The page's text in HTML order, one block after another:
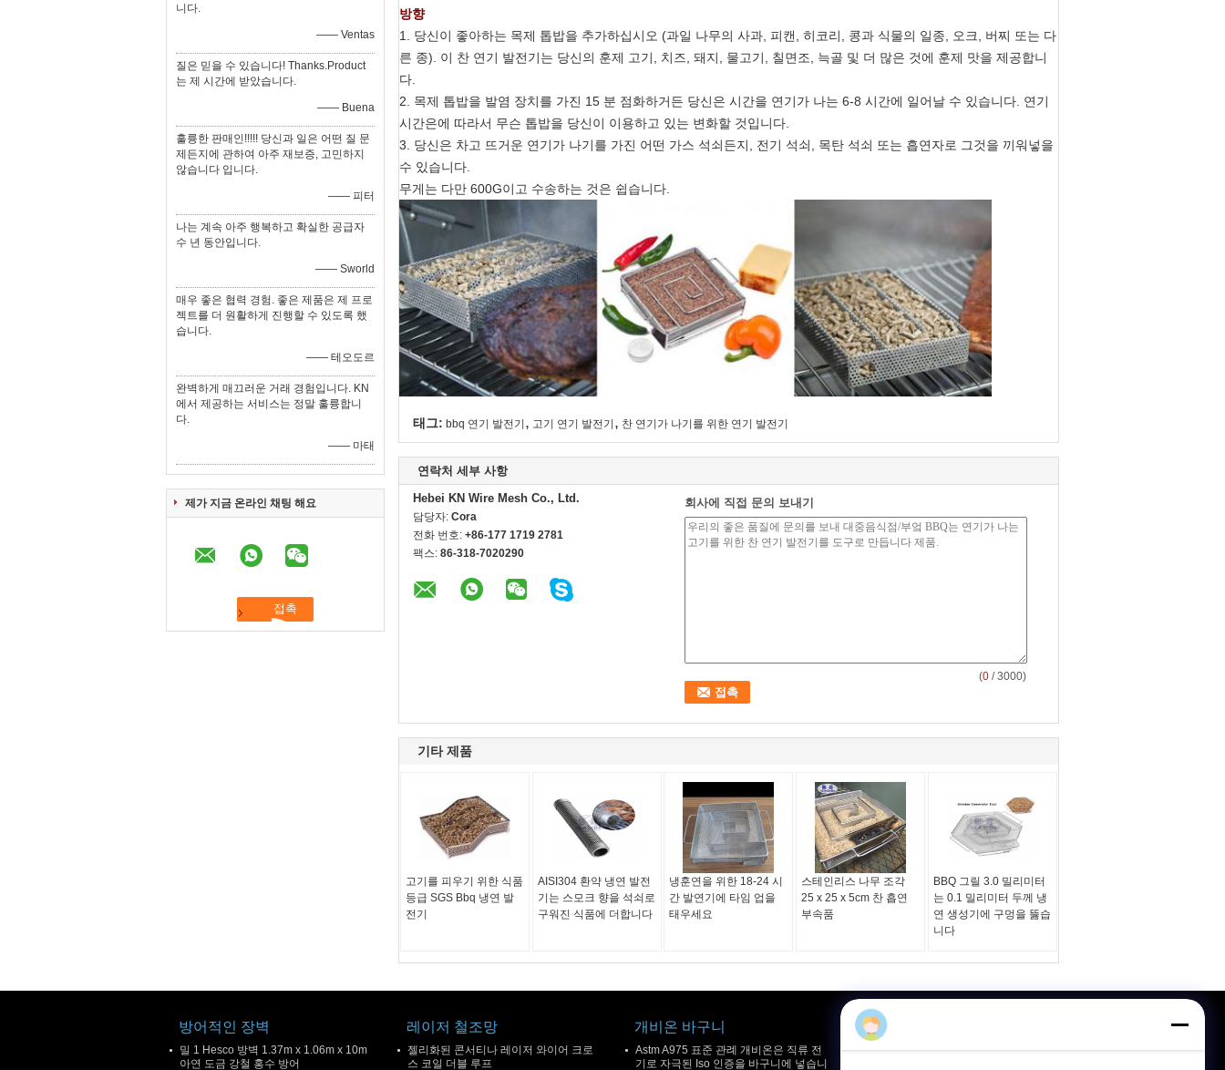
니다.
—— Ventas
질은 믿을 수 있습니다! Thanks.Product
는 제 시간에 받았습니다.
—— Buena
훌륭한 판매인!!!!! 당신과 일은 어떤 질 문
제든지에 관하여 아주 재보증, 고민하지
않습니다 입니다.
—— 피터
나는 계속 아주 행복하고 확실한 공급자
수 년 동안입니다.
—— Sworld
매우 좋은 협력 경험. 좋은 제품은 제 프로
젝트를 더 원활하게 진행할 수 있도록 했
습니다.
—— 테오도르
완벽하게 매끄러운 거래 경험입니다. KN
에서 제공하는 서비스는 정말 훌륭합니
다.
—— 마태
제가 지금 온라인 채팅 해요
방향
1. 당신이 좋아하는 목제 톱밥을 추가하십시오 (과일 나무의 사과, 피캔, 히코리, 콩과 식물의 일종, 오크, 버찌 또는 다
른 종). 이 찬 연기 발전기는 당신의 훈제 고기, 치즈, 돼지, 물고기, 칠면조, 늑골 및 더 많은 것에 훈제 맛을 제공합니
다.
2. 목제 톱밥을 발염 장치를 가진 15 분 점화하거든 당신은 시간을 연기가 나는 6-8 시간에 일어날 수 있습니다. 연기
시간은에 따라서 무슨 톱밥을 당신이 이용하고 있는 변화할 것입니다.
3. 당신은 차고 뜨거운 연기가 나기를 가진 어떤 가스 석쇠든지, 전기 석쇠, 목탄 석쇠 또는 흡연자로 그것을 끼워넣을
수 있습니다.
무게는 다만 600G이고 수송하는 것은 쉽습니다.
태그: bbq 연기 발전기 , 고기 연기 발전기 , 찬 연기가 나기를 위한 연기 발전기
연락처 세부 사항
Hebei KN Wire Mesh Co., Ltd.
담당자: Cora
전화 번호: +86-177 1719 2781
팩스: 86-318-7020290
회사에 직접 문의 보내기
(0 / 3000)
기타 제품
고기를 피우기 위한 식품
등급 SGS Bbq 냉연 발
전기
AISI304 환약 냉연 발전
기는 스모크 향을 석쇠로
구워진 식품에 더합니다
냉훈연을 위한 18-24 시
간 발연기에 타임 업을
태우세요
스테인리스 나무 조각
25 x 25 x 5cm 찬 흡연
부속품
BBQ 그릴 3.0 밀리미터
는 0.1 밀리미터 두께 냉
연 생성기에 구멍을 뚫습
니다
방어적인 장벽
밀 1 Hesco 방벽 1.37m x 1.06m x 10m
아연 도금 강철 홍수 방어
레이저 철조망
젤리화된 콘서티나 레이저 와이어 크로
스 코일 더블 루프
개비온 바구니
Astm A975 표준 관례 개비온은 직류 전
기로 자극된 Iso 인증을 바구니에 넣습니
견적 요청
보내